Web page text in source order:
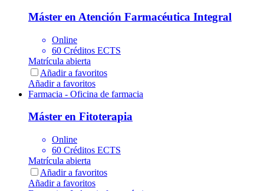
Máster en Atención Farmacéutica Integral
Online
60 Créditos ECTS
Matrícula abierta
Añadir a favoritos
Añadir a favoritos
Farmacia - Oficina de farmacia
Máster en Fitoterapia
Online
60 Créditos ECTS
Matrícula abierta
Añadir a favoritos
Añadir a favoritos